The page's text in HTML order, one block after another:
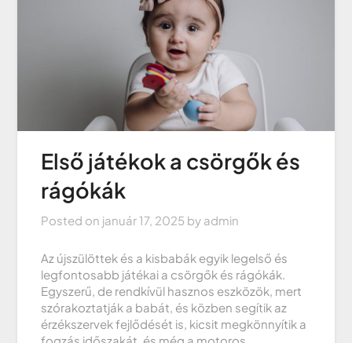
Első játékok a csörgők és
rágókák
Posted on január 17, 2025 by admin
Az újszülöttek és a kisbabák egyik legelső és
legfontosabb játékai a csörgők és rágókák.
Egyszerű, de rendkívül hasznos eszközök, mert
szórakoztatják a babát, és közben segítik az
érzékszervek fejlődését is, kicsit megkönnyítik a